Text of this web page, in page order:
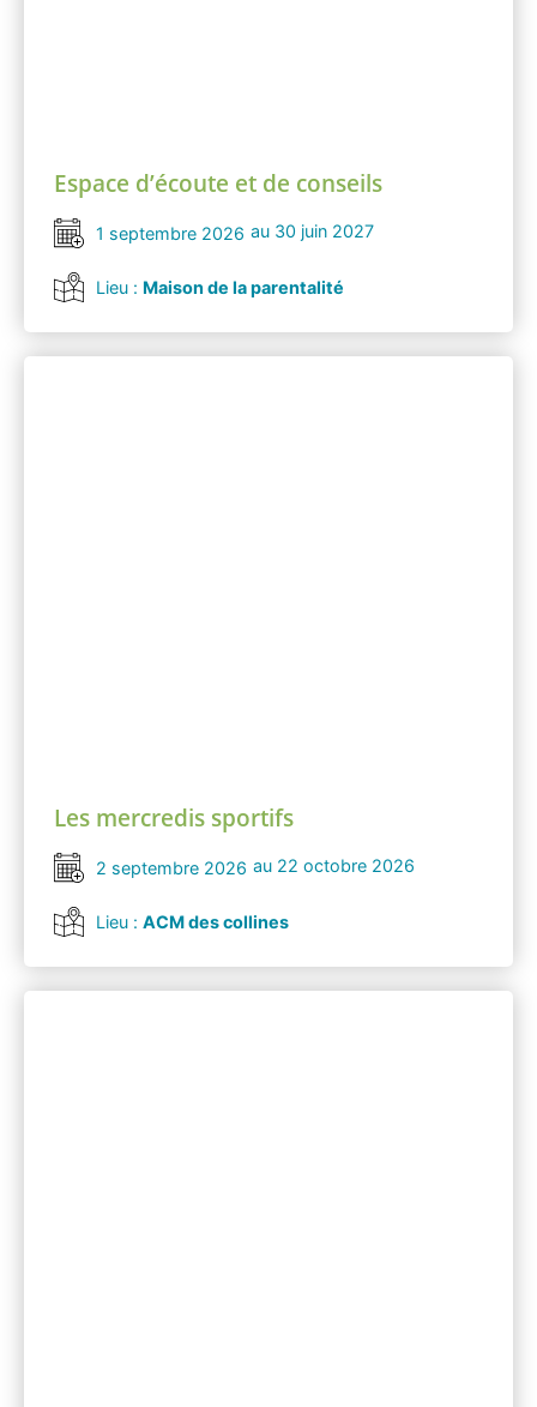
Espace d’écoute et de conseils
1 septembre 2026 au 30 juin 2027
Lieu : Maison de la parentalité
Les mercredis sportifs
2 septembre 2026 au 22 octobre 2026
Lieu : ACM des collines